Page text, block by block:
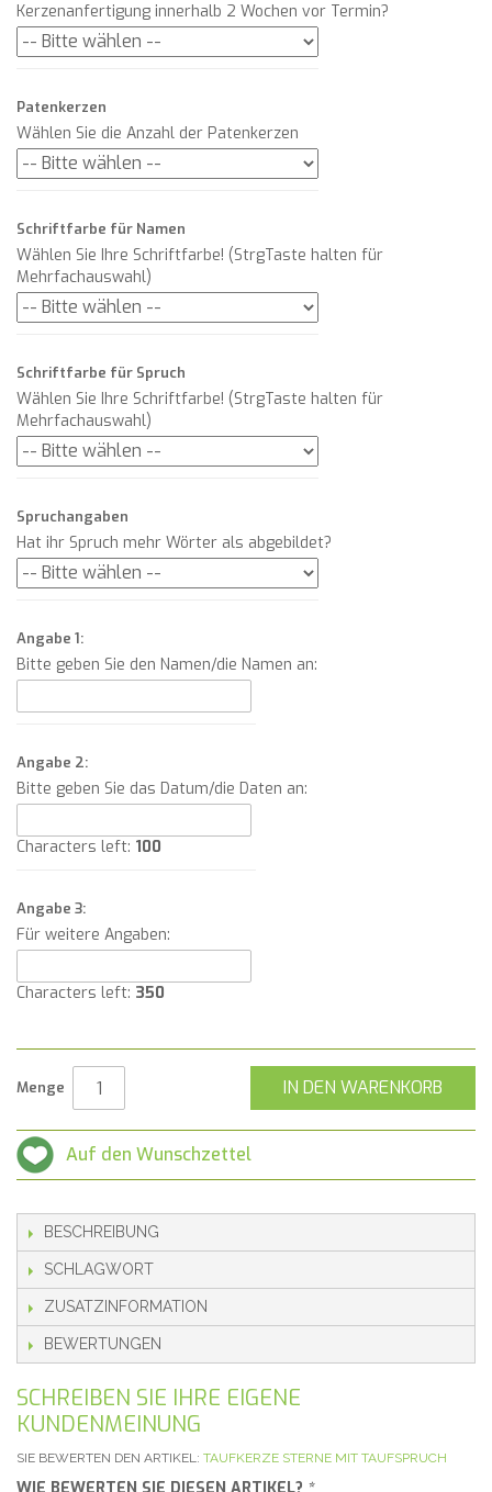
Kerzenanfertigung innerhalb 2 Wochen vor Termin?
Patenkerzen
Wählen Sie die Anzahl der Patenkerzen
Schriftfarbe für Namen
Wählen Sie Ihre Schriftfarbe! (StrgTaste halten für
Mehrfachauswahl)
Schriftfarbe für Spruch
Wählen Sie Ihre Schriftfarbe! (StrgTaste halten für
Mehrfachauswahl)
Spruchangaben
Hat ihr Spruch mehr Wörter als abgebildet?
Angabe 1:
Bitte geben Sie den Namen/die Namen an:
Angabe 2:
Bitte geben Sie das Datum/die Daten an:
Characters left: 100
Angabe 3:
Für weitere Angaben:
Characters left: 350
Menge IN DEN WARENKORB
Auf den Wunschzettel
BESCHREIBUNG
SCHLAGWORT
ZUSATZINFORMATION
BEWERTUNGEN
SCHREIBEN SIE IHRE EIGENE
KUNDENMEINUNG
SIE BEWERTEN DEN ARTIKEL: TAUFKERZE STERNE MIT TAUFSPRUCH